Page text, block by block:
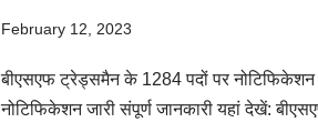
February 12, 2023
बीएसएफ ट्रेड्समैन के 1284 पदों पर
नोटिफिकेशन जारी संपूर्ण जानकारी यहां देखें: